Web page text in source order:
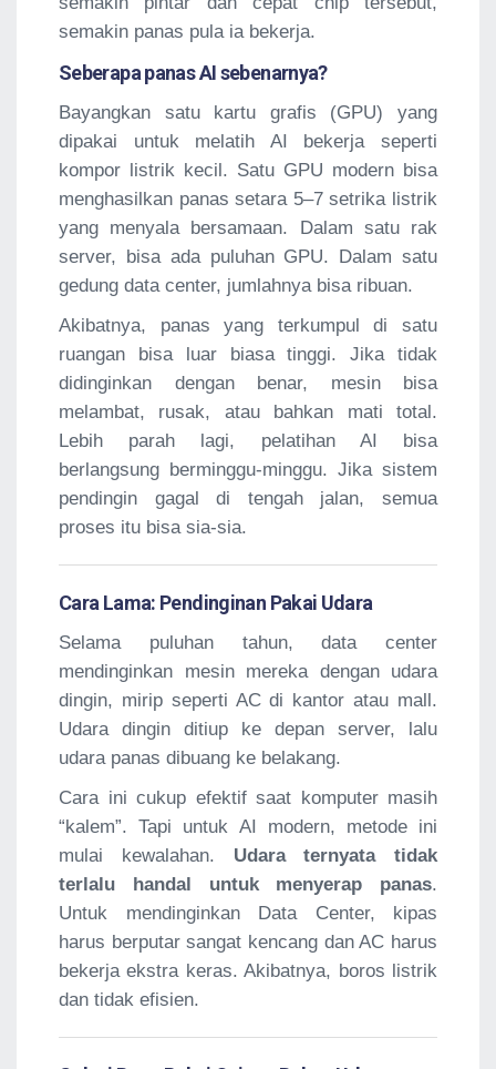
semakin panas pula ia bekerja.
Seberapa panas AI sebenarnya?
Bayangkan satu kartu grafis (GPU) yang
dipakai untuk melatih AI bekerja seperti
kompor listrik kecil. Satu GPU modern bisa
menghasilkan panas setara 5–7 setrika listrik
yang menyala bersamaan. Dalam satu rak
server, bisa ada puluhan GPU. Dalam satu
gedung data center, jumlahnya bisa ribuan.
Akibatnya, panas yang terkumpul di satu
ruangan bisa luar biasa tinggi. Jika tidak
didinginkan dengan benar, mesin bisa
melambat, rusak, atau bahkan mati total.
Lebih parah lagi, pelatihan AI bisa
berlangsung berminggu-minggu. Jika sistem
pendingin gagal di tengah jalan, semua
proses itu bisa sia-sia.
Cara Lama: Pendinginan Pakai Udara
Selama puluhan tahun, data center
mendinginkan mesin mereka dengan udara
dingin, mirip seperti AC di kantor atau mall.
Udara dingin ditiup ke depan server, lalu
udara panas dibuang ke belakang.
Cara ini cukup efektif saat komputer masih
“kalem”. Tapi untuk AI modern, metode ini
mulai kewalahan. Udara ternyata tidak
terlalu handal untuk menyerap panas.
Untuk mendinginkan Data Center, kipas
harus berputar sangat kencang dan AC harus
bekerja ekstra keras. Akibatnya, boros listrik
dan tidak efisien.